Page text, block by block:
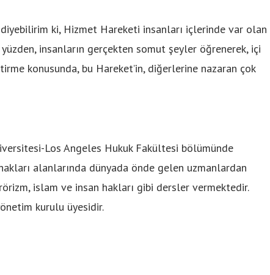
ki, Hizmet Hareketi insanları içlerinde var olan
insanların gerçekten somut şeyler öğrenerek, içi
konusunda, bu Hareket’in, diğerlerine nazaran çok
Los Angeles Hukuk Fakültesi bölümünde
alanlarında dünyada önde gelen uzmanlardan
islam ve insan hakları gibi dersler vermektedir.
kurulu üyesidir.